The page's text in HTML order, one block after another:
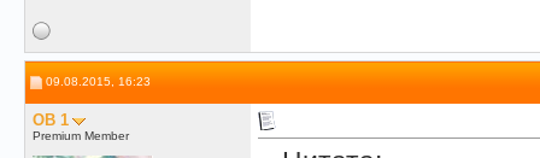
09.08.2015, 16:23
OB 1
Premium Member